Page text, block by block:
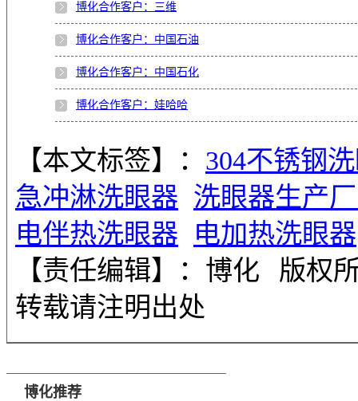
博化合作客户：三维
博化合作客户：中国石油
博化合作客户：中国石化
博化合作客户：娃哈哈
【本文标签】： 304不锈钢
急冲淋洗眼器 洗眼器生产
电伴热洗眼器
电加热洗眼器
【责任编辑】： 博化
版权
转载请注明出处
博化推荐